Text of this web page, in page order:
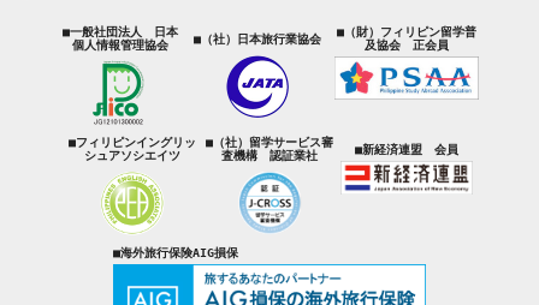
■一般社団法人 日本
個人情報管理協会
■（社）日本旅行業協会
■（財）フィリピン留学普
及協会 正会員
■フィリピンイングリッ
シュアソシエイツ
■（社）留学サービス審
査機構 認証業社
■新経済連盟 会員
■海外旅行保険AIG損保